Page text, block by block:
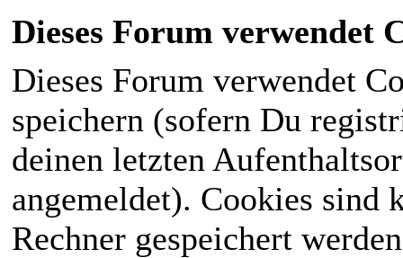
Dieses Forum verwendet
Dieses Forum verwendet
speichern (sofern Du
deinen letzten
angemeldet). Cookies sind
Rechner gespeichert